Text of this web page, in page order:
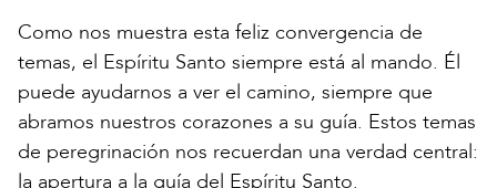
Como nos muestra esta feliz convergencia de
temas, el Espíritu Santo siempre está al mando. Él
puede ayudarnos a ver el camino, siempre que
abramos nuestros corazones a su guía. Estos temas
de peregrinación nos recuerdan una verdad central:
la apertura a la guía del Espíritu Santo.